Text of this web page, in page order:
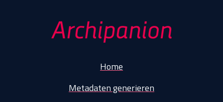
Home
Metadaten generieren